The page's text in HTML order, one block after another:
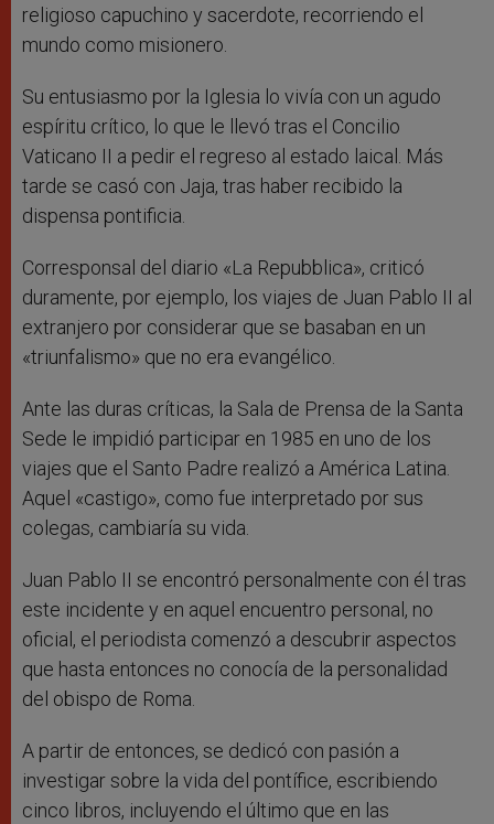
religioso capuchino y sacerdote, recorriendo el
mundo como misionero.
Su entusiasmo por la Iglesia lo vivía con un agudo
espíritu crítico, lo que le llevó tras el Concilio
Vaticano II a pedir el regreso al estado laical. Más
tarde se casó con Jaja, tras haber recibido la
dispensa pontificia.
Corresponsal del diario «La Repubblica», criticó
duramente, por ejemplo, los viajes de Juan Pablo II al
extranjero por considerar que se basaban en un
«triunfalismo» que no era evangélico.
Ante las duras críticas, la Sala de Prensa de la Santa
Sede le impidió participar en 1985 en uno de los
viajes que el Santo Padre realizó a América Latina.
Aquel «castigo», como fue interpretado por sus
colegas, cambiaría su vida.
Juan Pablo II se encontró personalmente con él tras
este incidente y en aquel encuentro personal, no
oficial, el periodista comenzó a descubrir aspectos
que hasta entonces no conocía de la personalidad
del obispo de Roma.
A partir de entonces, se dedicó con pasión a
investigar sobre la vida del pontífice, escribiendo
cinco libros, incluyendo el último que en las